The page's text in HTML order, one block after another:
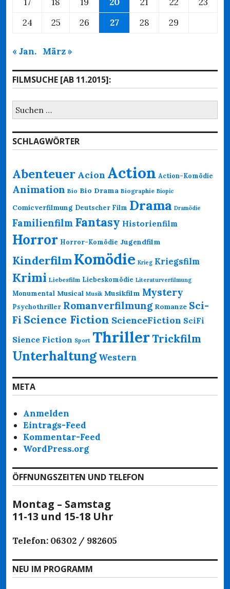
24
25 26 27 28 29
« Jan. März »
FILMSUCHE [AB 11.2015]:
Suchen
nach:
SCHLAGWÖRTER
Abenteuer Acion Action Action-Komödie
Animation Bio Bio Drama Biographie Biopic
Comicverfilmung Deutscher Film Drama Dramödie
Familienfilm Fantasy Historienfilm
Horror Horror-Komödie Jugendfilm
KinderfilmKomödie Krieg Kriegsfilm
Krimi Liebesfilm Liebeskomödie Literaturverfilmung
Monumental Musical Musik Musikfilm Mystery
Psychothriller Romanverfilmung Romanze Sci-
Fi Science Fiction ScienceFiction SciFi
Sience Fiction Sport ThrillerTrickfilm
Unterhaltung Western
META
Anmelden
Eintrags-Feed
Kommentar-Feed
WordPress.org
ÖFFNUNGSZEITEN UND TELEFON
Montag – Samstag
11-13 und 15-18 Uhr
Telefon: 06302 / 982605
NEU IM PROGRAMM